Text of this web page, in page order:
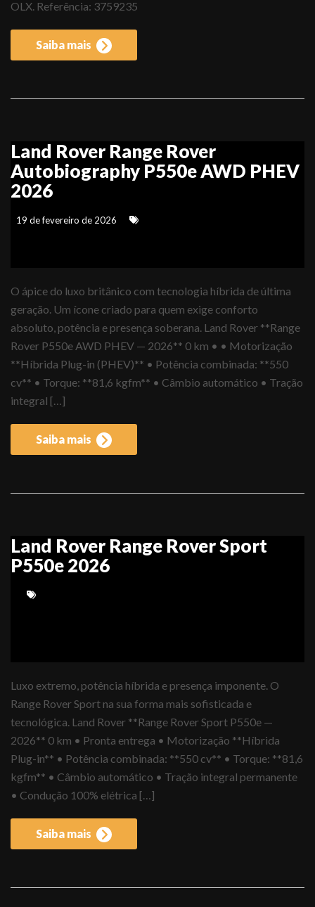
OLX. Referência: 3759235
Saiba mais
Land Rover Range Rover
Autobiography P550e AWD PHEV
2026
19 de fevereiro de 2026
O ápice do luxo britânico com tecnologia híbrida de última
geração. Um ícone criado para quem exige conforto
absoluto, potência e presença soberana. Land Rover **Range
Rover P550e AWD PHEV — 2026** 0 km • • Motorização
**Híbrida Plug-in (PHEV)** • Potência combinada: **550
cv** • Torque: **81,6 kgfm** • Câmbio automático • Tração
integral […]
Saiba mais
Land Rover Range Rover Sport
P550e 2026
Luxo extremo, potência híbrida e presença imponente. O
Range Rover Sport na sua forma mais sofisticada e
tecnológica. Land Rover **Range Rover Sport P550e —
2026** 0 km • Pronta entrega • Motorização **Híbrida
Plug-in** • Potência combinada: **550 cv** • Torque: **81,6
kgfm** • Câmbio automático • Tração integral permanente
• Condução 100% elétrica […]
Saiba mais